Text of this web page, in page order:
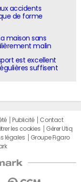
accidents
de forme
maison sans
malin
est excellent
suffisent
Publicité
Contact
les cookies
Gérer Utiq
légales
Groupe Figaro